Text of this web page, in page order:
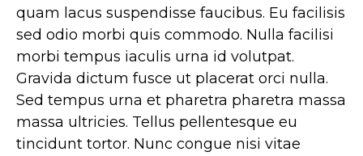
quam lacus suspendisse faucibus. Eu facilisis
sed odio morbi quis commodo. Nulla facilisi
morbi tempus iaculis urna id volutpat.
Gravida dictum fusce ut placerat orci nulla.
Sed tempus urna et pharetra pharetra massa
massa ultricies. Tellus pellentesque eu
tincidunt tortor. Nunc congue nisi vitae